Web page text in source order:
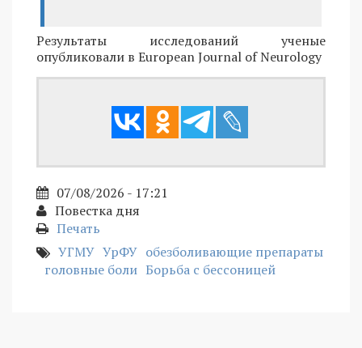
Результаты исследований ученые
опубликовали в European Journal of Neurology
07/08/2026 - 17:21
Повестка дня
Печать
УГМУ УрФУ обезболивающие препараты
головные боли Борьба с бессоницей